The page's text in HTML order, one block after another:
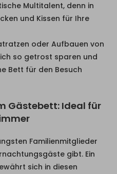
Multitalent, denn in
und Kissen für Ihre
oder Aufbauen von
so getrost sparen und
Bett für den Besuch
Gästebett: Ideal für
Familienmitglieder
gibt. Ein
sich in diesen